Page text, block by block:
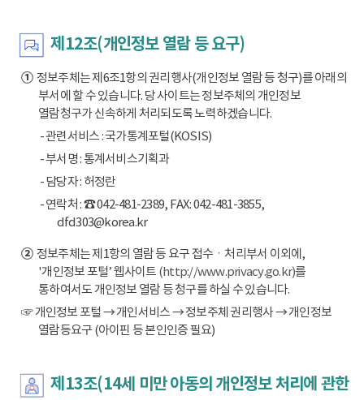
제12조(개인정보 열람 등 요구)
①정보주체는 제6조1항의 권리행사(개인정보 열람 등 청구)를 아래의
부서에 할 수 있습니다. 당 사이트는 정보주체의 개인정보
열람청구가 신속하게 처리되도록 노력하겠습니다.
- 관련서비스 : 국가통계포털(KOSIS)
- 부서명 : 통계서비스기획과
- 담당자 : 허정란
- 연락처 : ☎ 042-481-2389, FAX: 042-481-3855,
dfd303@korea.kr
②정보주체는 제1항의 열람 등 요구 접수ㆍ처리부서 이외에,
'개인정보 포털’ 웹사이트 (http://www.privacy.go.kr)를
통하여서도 개인정보 열람 등 청구를 하실 수 있습니다.
☞ 개인정보 포털 → 개인서비스 → 정보주체 권리행사 → 개인정보
열람등요구 (아이핀 등 본인인증 필요)
제13조(14세 미만 아동의 개인정보 처리에 관한